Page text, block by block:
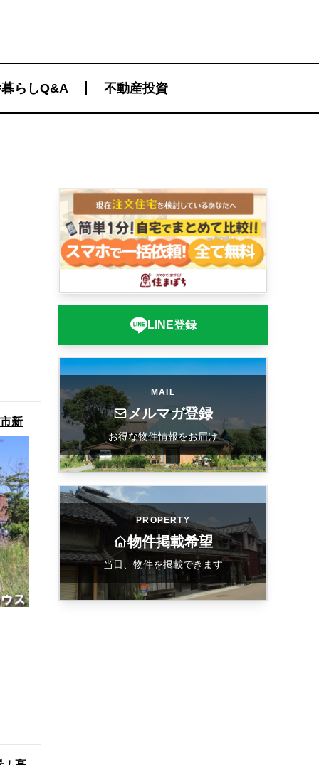
らしQ&A 不動産投資
新
LINE登録
MAIL
メルマガ登録
お得な物件情報をお届け
PROPERTY
物件掲載希望
当日、物件を掲載できます